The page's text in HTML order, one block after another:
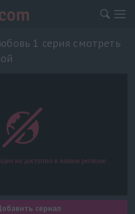
1 серия смотреть
сериал